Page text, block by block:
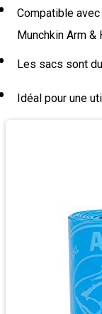
Compatible
Munchkin Arm &
Les sacs sont
Idéal pour une